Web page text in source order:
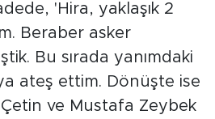
'Hira, yaklaşık 2
Beraber asker
Bu sırada yanımdaki
ateş ettim. Dönüşte ise
Çetin ve Mustafa Zeybek